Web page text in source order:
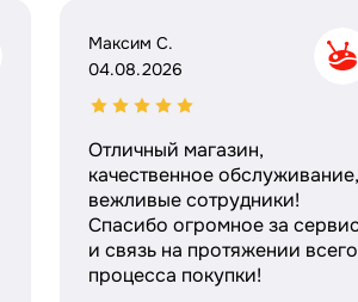
Максим С.
04.08.2026
Отличный магазин,
качественное обслуживание,
вежливые сотрудники!
Спасибо огромное за сервис
и связь на протяжении всего
процесса покупки!